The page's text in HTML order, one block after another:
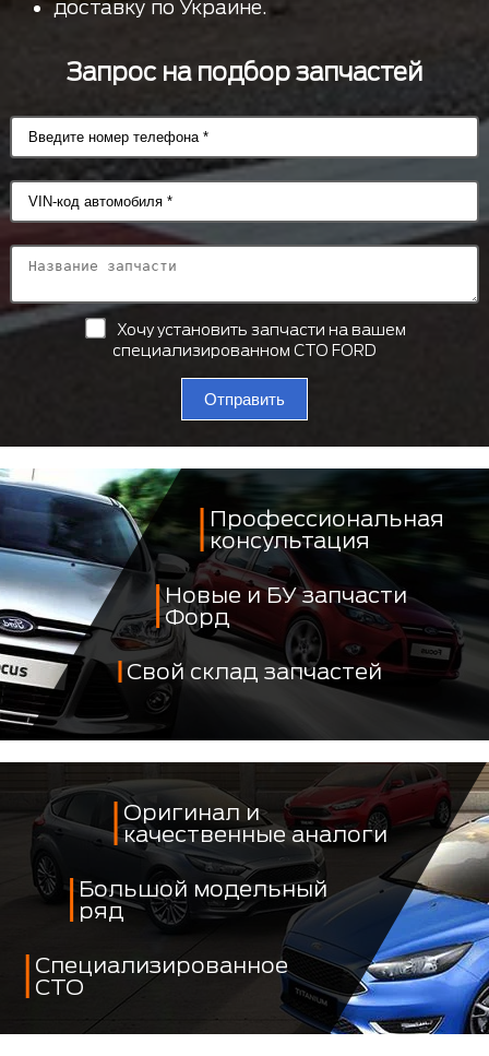
доставку по Украине.
Запрос на подбор запчастей
Хочу установить запчасти на вашем
специализированном СТО FORD
Отправить
Профессиональная
консультация
Новые и БУ запчасти
Форд
Свой склад запчастей
Оригинал и
качественные аналоги
Большой модельный
ряд
Специализированное
СТО